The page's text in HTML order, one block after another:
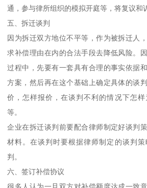
通，参与律所组织的模拟开庭等，将复议和
五、拆迁谈判
因为拆迁双方地位不平等，作为被拆迁人
求补偿理由在内的合法手段去降低风险。
过程中，先要有一套具有合理的事实依据
方案，然后再在这个基础上确定具体的谈
价，怎样报价，在谈判不利的情况下怎
等。
企业在拆迁谈判前要配合律师制定好谈判
材料。在谈判时要根据律师制定的谈判
判。
六、签订补偿协议